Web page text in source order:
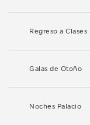
Regreso a Clases
Galas de Otoño
Noches Palacio